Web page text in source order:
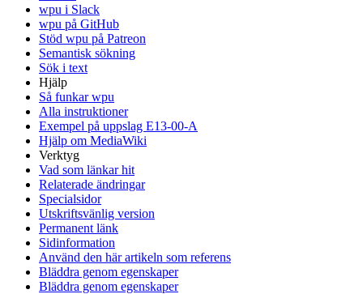
wpu i Slack
wpu på GitHub
Stöd wpu på Patreon
Semantisk sökning
Sök i text
Hjälp
Så funkar wpu
Alla instruktioner
Exempel på uppslag E13-00-A
Hjälp om MediaWiki
Verktyg
Vad som länkar hit
Relaterade ändringar
Specialsidor
Utskriftsvänlig version
Permanent länk
Sidinformation
Använd den här artikeln som referens
Bläddra genom egenskaper
Bläddra genom egenskaper